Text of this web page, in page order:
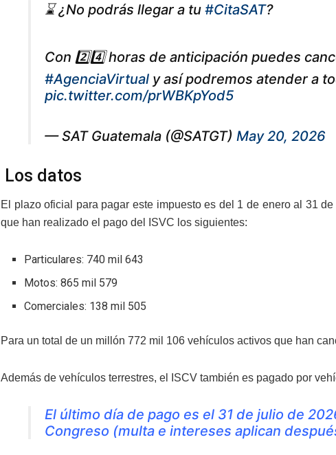
⌛ ¿No podrás llegar a tu #CitaSAT?
Con 2️⃣4️⃣ horas de anticipación puedes
#AgenciaVirtual y así podremos atender a
pic.twitter.com/prWBKpYod5
— SAT Guatemala (@SATGT) May 20, 2026
Los datos
El plazo oficial para pagar este impuesto es del 1 de enero al 31
que han realizado el pago del ISVC los siguientes:
Particulares: 740 mil 643
Motos: 865 mil 579
Comerciales: 138 mil 505
Para un total de un millón 772 mil 106 vehículos activos que han
Además de vehículos terrestres, el ISCV también es pagado por
El último día de pago es el 31 de julio de
Congreso (multa e intereses aplican